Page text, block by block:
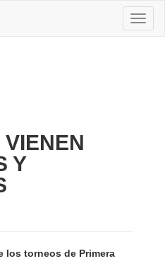
Y
los torneos de Primera